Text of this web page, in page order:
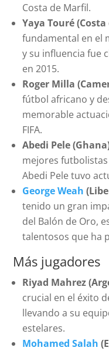
Costa de Marfil.
Yaya Touré
fundamental en el
y su influencia fue
en 2015.
Roger Milla
fútbol africano y
memorable
FIFA.
Abedi Pele
mejores
Abedi Pele tuvo
George Weah
tenido un gran
del Balón de Oro,
talentosos que ha
Más jugadores
Riyad Mahrez
crucial en el éxito
llevando a su
estelares.
Mohamed Salah